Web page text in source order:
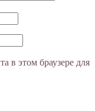
в этом браузере для